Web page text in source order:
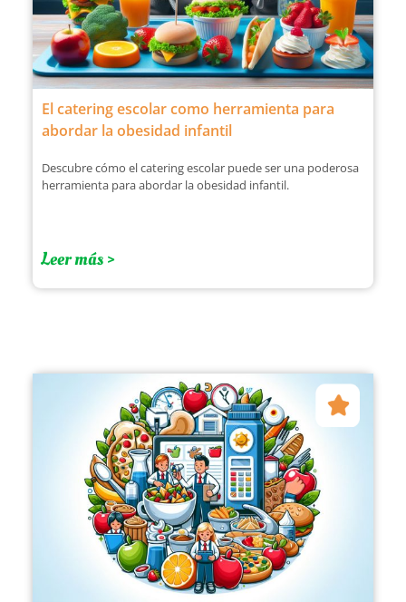
El catering escolar como herramienta para
abordar la obesidad infantil
Descubre cómo el catering escolar puede ser una poderosa
herramienta para abordar la obesidad infantil.
Leer más >